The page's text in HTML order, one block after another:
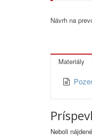
Návrh na
Materiály
Neboli